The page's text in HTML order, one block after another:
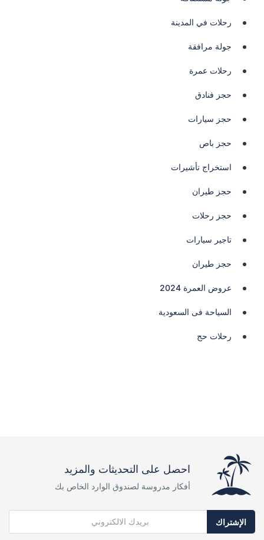
رحلات في المدينة
جولة مرافقة
رحلات عمرة
حجز فنادق
حجز سيارات
حجز باص
استخراج تأشيرات
حجز طيران
حجز رحلات
تاجير سيارات
حجز طيران
عروض العمرة 2024
السياحة فى السعودية
رحلات حج
احصل على التحديثات والمزيد
أفكار مدروسة لصندوق الوارد الخاص بك
الإشتراك